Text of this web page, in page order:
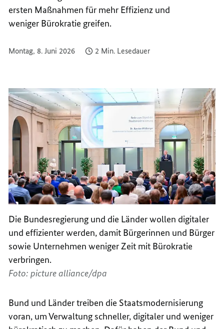
ersten Maßnahmen für mehr Effizienz und
weniger Bürokratie greifen.
Montag, 8. Juni 2026 2 Min. Lesedauer
Die Bundesregierung und die Länder wollen digitaler
und effizienter werden, damit Bürgerinnen und Bürger
sowie Unternehmen weniger Zeit mit Bürokratie
verbringen.
Foto: picture alliance/dpa
Bund und Länder treiben die Staatsmodernisierung
voran, um Verwaltung schneller, digitaler und weniger